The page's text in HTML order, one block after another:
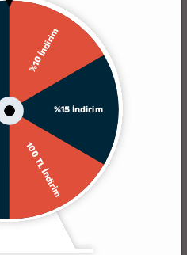
%10 İndirim
%15 İndirim
100 TL İndirim
Fikirleri - Boğa Erkeğine